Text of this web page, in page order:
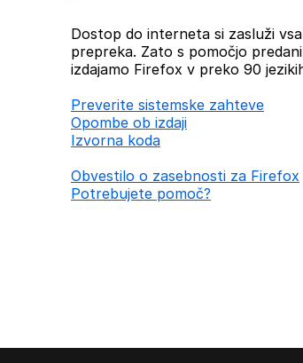
Dostop do interneta si zasluži
prepreka. Zato s pomočjo
izdajamo Firefox v preko 90
Preverite sistemske zahteve
Opombe ob izdaji
Izvorna koda
Obvestilo o zasebnosti za Firefox
Potrebujete pomoč?